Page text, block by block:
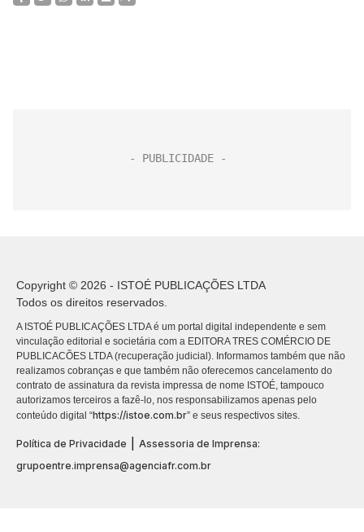
Copyright © 2026 - ISTOÉ PUBLICAÇÕES LTDA
Todos os direitos reservados.
A ISTOÉ PUBLICAÇÕES LTDA é um portal digital independente e sem
vinculação editorial e societária com a EDITORA TRES COMÉRCIO DE
PUBLICACÕES LTDA (recuperação judicial). Informamos também que não
realizamos cobranças e que também não oferecemos cancelamento do
contrato de assinatura da revista impressa de nome ISTOÉ, tampouco
autorizamos terceiros a fazê-lo, nos responsabilizamos apenas pelo
conteúdo digital “https://istoe.com.br” e seus respectivos sites.
Política de Privacidade
Assessoria de Imprensa:
grupoentre.imprensa@agenciafr.com.br